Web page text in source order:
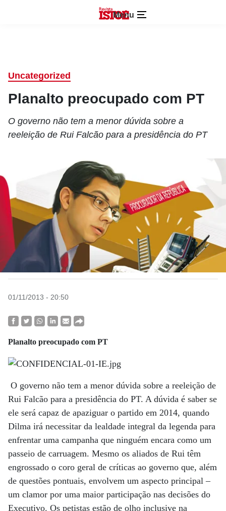
Menu
Uncategorized
Planalto preocupado com PT
O governo não tem a menor dúvida sobre a
reeleição de Rui Falcão para a presidência do PT
01/11/2013 - 20:50
Planalto preocupado com PT
O governo não tem a menor dúvida sobre a reeleição de
Rui Falcão para a presidência do PT. A dúvida é saber se
ele será capaz de apaziguar o partido em 2014, quando
Dilma irá necessitar da lealdade integral da legenda para
enfrentar uma campanha que ninguém encara como um
passeio de carruagem. Mesmo os aliados de Rui têm
engrossado o coro geral de críticas ao governo que, além
de questões pontuais, envolvem um aspecto principal –
um clamor por uma maior participação nas decisões do
Executivo. Os petistas estão de olho inclusive na